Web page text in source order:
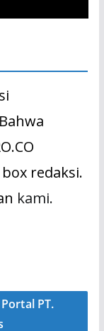
redaksi.
kami.
PT.